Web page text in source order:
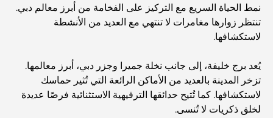
أشياء يمكنك القيام بها في دبي خلال فصل الصيف: دليلك الأمثل
للتغلب على الحرارة
أفضل الهدايا الفاخرة للرجال: أفكار هدايا مميزة وخالدة
نمط الحياة السريع مع التركيز على الفخامة من أبرز معالم دبي.
تنتظر زوارها مغامرات لا تنتهي مع العديد من الأنشطة
لاستكشافها.
يُعد برج خليفة، إلى جانب نخلة جميرا وجزر دبي، أبرز معالمها.
تزخر المدينة بالعديد من الأماكن الرائعة التي تُثير حماسك
لاستكشافها. كما تُتيح حدائقها الترفيهية الاستثنائية فرصًا عديدة
لخلق ذكريات لا تُنسى.